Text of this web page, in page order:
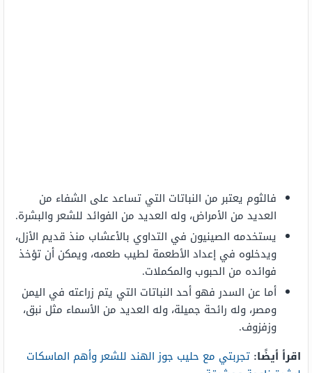
فالثوم يعتبر من النباتات التي تساعد على الشفاء من
العديد من الأمراض، وله العديد من الفوائد للشعر والبشرة.
يستخدمه الصينيون في التداوي بالأعشاب منذ قديم الأزل،
ويدخلوه في إعداد الأطعمة لطيب طعمه، ويمكن أن تؤخذ
فوائده من الحبوب والمكملات.
أما عن السدر فهو أحد النباتات التي يتم زراعته في اليمن
ومصر، وله رائحة جميلة، وله العديد من الأسماء مثل نبق،
وزفزوف.
اقرأ أيضًا: تجربتي مع حليب جوز الهند للشعر وأهم الماسكات